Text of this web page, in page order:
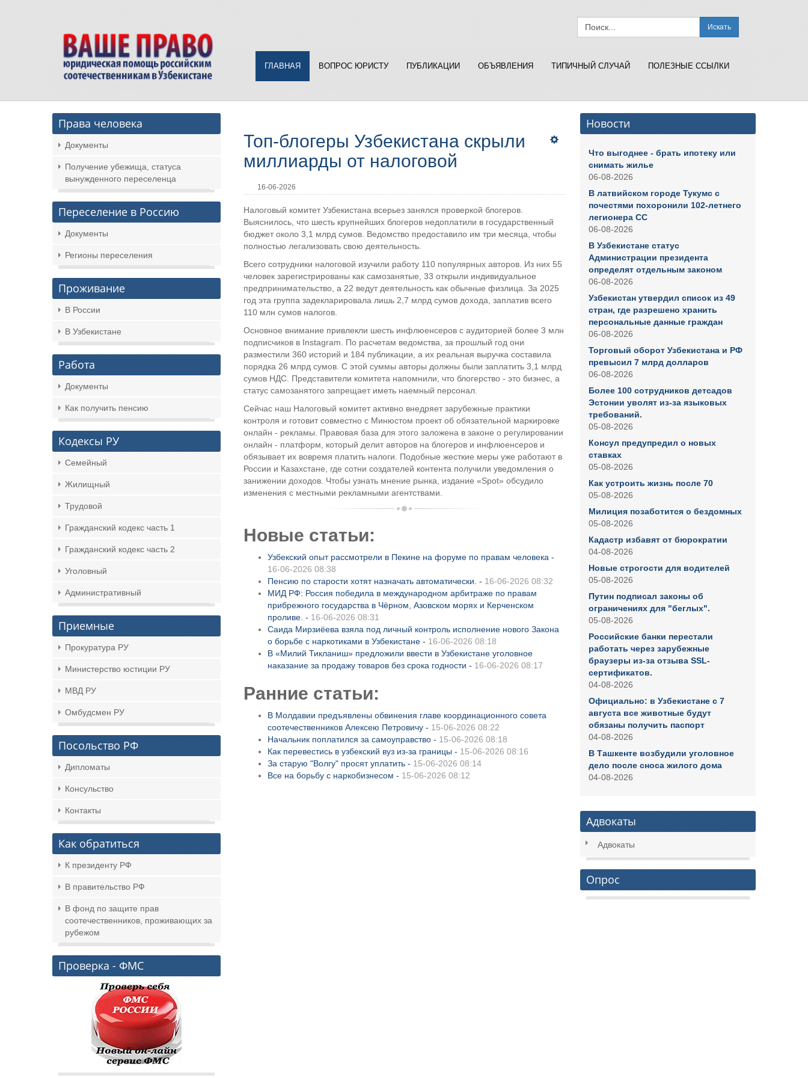
Искать
ГЛАВНАЯ ВОПРОС ЮРИСТУ ПУБЛИКАЦИИ ОБЪЯВЛЕНИЯ ТИПИЧНЫЙ СЛУЧАЙ ПОЛЕЗНЫЕ ССЫЛКИ
Топ-блогеры Узбекистана скрыли
миллиарды от налоговой
16-06-2026
Налоговый комитет Узбекистана всерьез занялся проверкой блогеров.
Выяснилось, что шесть крупнейших блогеров недоплатили в государственный
бюджет около 3,1 млрд сумов. Ведомство предоставило им три месяца, чтобы
полностью легализовать свою деятельность.
Всего сотрудники налоговой изучили работу 110 популярных авторов. Из них 55
человек зарегистрированы как самозанятые, 33 открыли индивидуальное
предпринимательство, а 22 ведут деятельность как обычные физлица. За 2025
год эта группа задекларировала лишь 2,7 млрд сумов дохода, заплатив всего
110 млн сумов налогов.
Основное внимание привлекли шесть инфлюенсеров с аудиторией более 3 млн
подписчиков в Instagram. По расчетам ведомства, за прошлый год они
разместили 360 историй и 184 публикации, а их реальная выручка составила
порядка 26 млрд сумов. С этой суммы авторы должны были заплатить 3,1 млрд
сумов НДС. Представители комитета напомнили, что блогерство - это бизнес, а
статус самозанятого запрещает иметь наемный персонал.
Сейчас наш Налоговый комитет активно внедряет зарубежные практики
контроля и готовит совместно с Минюстом проект об обязательной маркировке
онлайн - рекламы. Правовая база для этого заложена в законе о регулировании
онлайн - платформ, который делит авторов на блогеров и инфлюенсеров и
обязывает их вовремя платить налоги. Подобные жесткие меры уже работают в
России и Казахстане, где сотни создателей контента получили уведомления о
занижении доходов. Чтобы узнать мнение рынка, издание «Spot» обсудило
изменения с местными рекламными агентствами.
Новые статьи:
Узбекский опыт рассмотрели в Пекине на форуме по правам человека -
16-06-2026 08:38
Пенсию по старости хотят назначать автоматически. - 16-06-2026 08:32
МИД РФ: Россия победила в международном арбитраже по правам
прибрежного государства в Чёрном, Азовском морях и Керченском
проливе. - 16-06-2026 08:31
Саида Мирзиёева взяла под личный контроль исполнение нового Закона
о борьбе с наркотиками в Узбекистане - 16-06-2026 08:18
В «Милий Тикланиш» предложили ввести в Узбекистане уголовное
наказание за продажу товаров без срока годности - 16-06-2026 08:17
Ранние статьи:
В Молдавии предъявлены обвинения главе координационного совета
соотечественников Алексею Петровичу - 15-06-2026 08:22
Начальник поплатился за самоуправство - 15-06-2026 08:18
Как перевестись в узбекский вуз из-за границы - 15-06-2026 08:16
За старую "Волгу" просят уплатить - 15-06-2026 08:14
Все на борьбу с наркобизнесом - 15-06-2026 08:12
Новости
Что выгоднее - брать ипотеку или
снимать жилье
06-08-2026
В латвийском городе Тукумс с
почестями похоронили 102-летнего
легионера СС
06-08-2026
В Узбекистане статус
Администрации президента
определят отдельным законом
06-08-2026
Узбекистан утвердил список из 49
стран, где разрешено хранить
персональные данные граждан
06-08-2026
Торговый оборот Узбекистана и РФ
превысил 7 млрд долларов
06-08-2026
Более 100 сотрудников детсадов
Эстонии уволят из-за языковых
требований.
05-08-2026
Консул предупредил о новых
ставках
05-08-2026
Как устроить жизнь после 70
05-08-2026
Милиция позаботится о бездомных
05-08-2026
Кадастр избавят от бюрократии
04-08-2026
Новые строгости для водителей
05-08-2026
Путин подписал законы об
ограничениях для "беглых".
05-08-2026
Российские банки перестали
работать через зарубежные
браузеры из-за отзыва SSL-
сертификатов.
04-08-2026
Официально: в Узбекистане с 7
августа все животные будут
обязаны получить паспорт
04-08-2026
В Ташкенте возбудили уголовное
дело после сноса жилого дома
04-08-2026
Адвокаты
Адвокаты
Опрос
Права человека
Документы
Получение убежища, статуса
вынужденного переселенца
Переселение в Россию
Документы
Регионы переселения
Проживание
В России
В Узбекистане
Работа
Документы
Как получить пенсию
Кодексы РУ
Семейный
Жилищный
Трудовой
Гражданский кодекс часть 1
Гражданский кодекс часть 2
Уголовный
Административный
Приемные
Прокуратура РУ
Министерство юстиции РУ
МВД РУ
Омбудсмен РУ
Посольство РФ
Дипломаты
Консульство
Контакты
Как обратиться
К президенту РФ
В правительство РФ
В фонд по защите прав
соотечественников, проживающих за
рубежом
Проверка - ФМС